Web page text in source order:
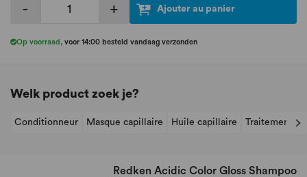
- + Ajouter au panier
Op voorraad , voor 14:00 besteld vandaag verzonden
Welk product zoek je?
Conditionneur Masque capillaire Huile capillaire Traitement
Redken Acidic Color Gloss Shampoo